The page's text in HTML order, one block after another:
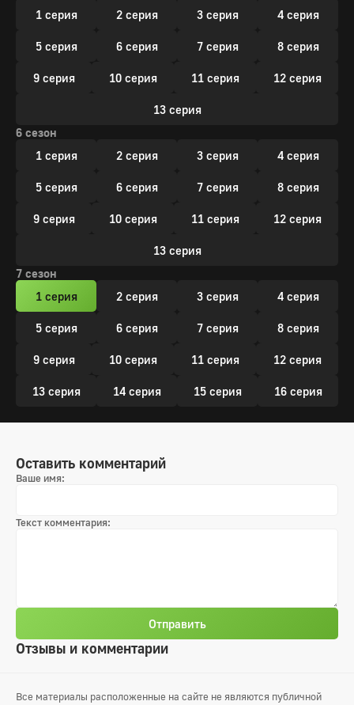
1 серия
2 серия 3 серия 4 серия
5 серия 6 серия 7 серия 8 серия
9 серия 10 серия 11 серия 12 серия
13 серия
6 сезон
1 серия
2 серия 3 серия 4 серия
5 серия 6 серия 7 серия 8 серия
9 серия 10 серия 11 серия 12 серия
13 серия
7 сезон
1 серия
2 серия 3 серия 4 серия
5 серия 6 серия 7 серия 8 серия
9 серия 10 серия 11 серия 12 серия
13 серия 14 серия 15 серия 16 серия
Отзывы и комментарии
Оставить комментарий
Ваше имя:
Текст комментария:
Отправить
Все материалы расположенные на сайте не являются публичной